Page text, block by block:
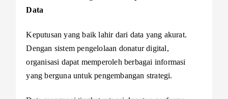
Data
Keputusan yang baik lahir dari data yang akurat.
Dengan sistem pengelolaan donatur digital,
organisasi dapat memperoleh berbagai informasi
yang berguna untuk pengembangan strategi.